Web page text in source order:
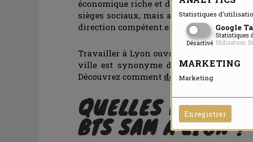
Statistiques
Google
Désactivé
Statistiques
Utilisation:
MARKETING
Marketing
Enregistrer
économique riche et diversifié.
sièges sociaux, mais aussi des PME,
direction compétent.e.s et polyvalent.e.s.
Travailler à Lyon ouvre la voie à des
ville est synonyme de cadre de vie
Découvrez comment devenir assistante
QUELLES
BTS SAM À LYON ?